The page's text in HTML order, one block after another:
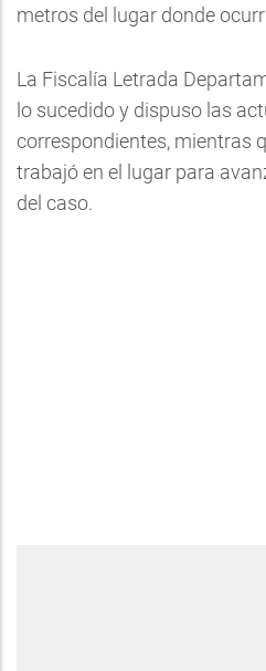
metros del lugar donde
La Fiscalía Letrada
lo sucedido y dispuso las
correspondientes, mientras
trabajó en el lugar para
del caso.